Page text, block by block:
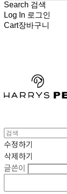
Search 검색
Log In 로그인
Cart장바구니
수정하기
삭제하기
글쓴이